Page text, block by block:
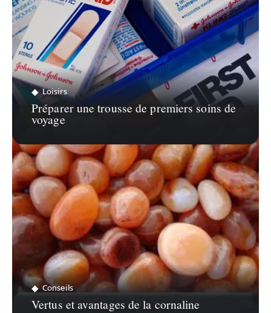
Loisirs
Préparer une trousse de premiers soins de
voyage
Conseils
Vertus et avantages de la cornaline